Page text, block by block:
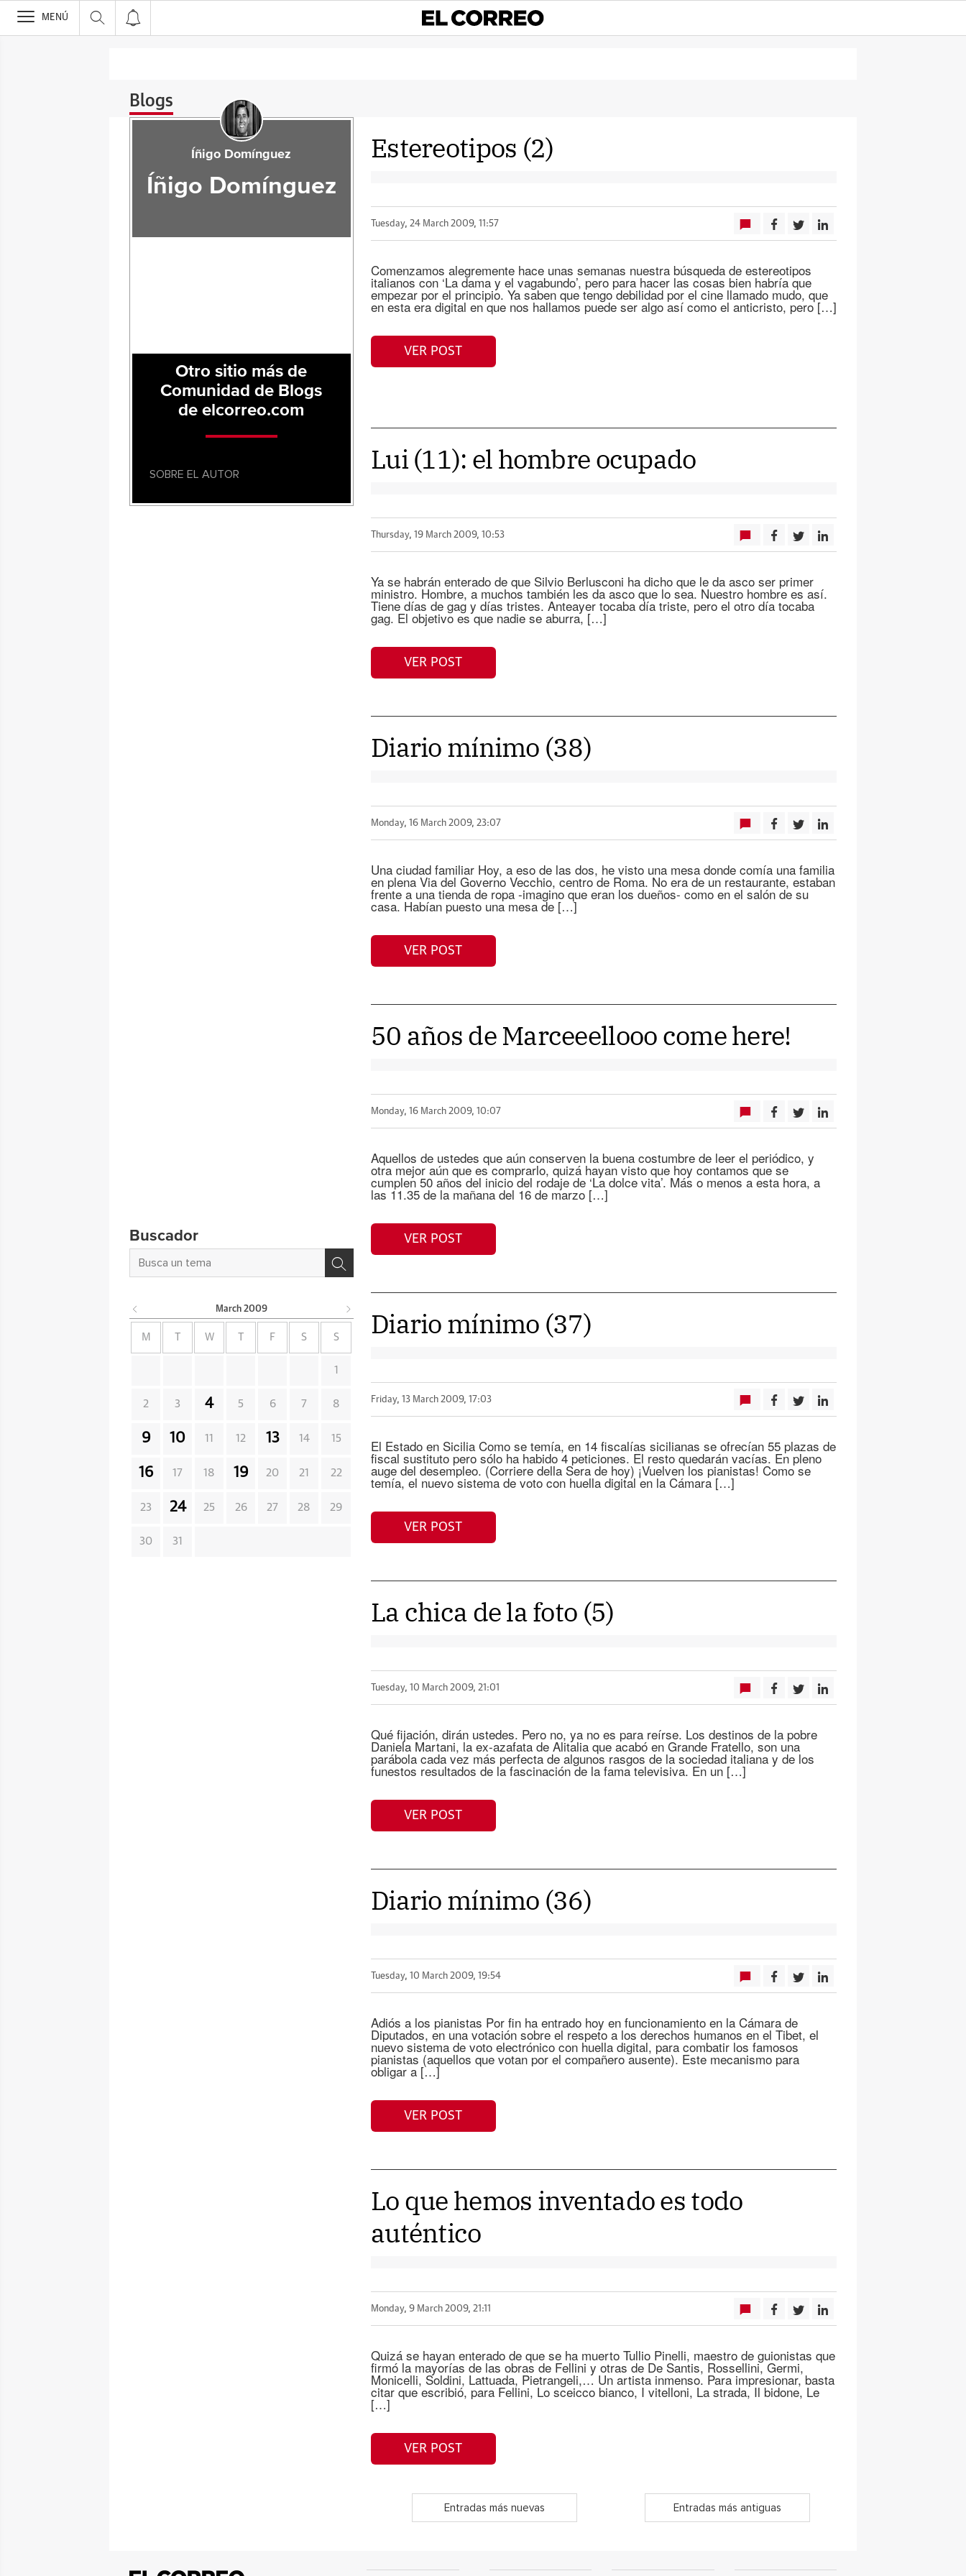
>
MENÚ
Blogs
Estereotipos (2)
Tuesday, 24 March 2009, 11:57
Comenzamos alegremente hace unas semanas nuestra búsqueda de estereotipos
italianos con ‘La dama y el vagabundo’, pero para hacer las cosas bien habría que
empezar por el principio. Ya saben que tengo debilidad por el cine llamado mudo, que
en esta era digital en que nos hallamos puede ser algo así como el anticristo, pero […]
VER POST
Lui (11): el hombre ocupado
Thursday, 19 March 2009, 10:53
Ya se habrán enterado de que Silvio Berlusconi ha dicho que le da asco ser primer
ministro. Hombre, a muchos también les da asco que lo sea. Nuestro hombre es así.
Tiene días de gag y días tristes. Anteayer tocaba día triste, pero el otro día tocaba
gag. El objetivo es que nadie se aburra, […]
VER POST
Diario mínimo (38)
Monday, 16 March 2009, 23:07
Una ciudad familiar Hoy, a eso de las dos, he visto una mesa donde comía una familia
en plena Via del Governo Vecchio, centro de Roma. No era de un restaurante, estaban
frente a una tienda de ropa -imagino que eran los dueños- como en el salón de su
casa. Habían puesto una mesa de […]
VER POST
50 años de Marceeellooo come here!
Monday, 16 March 2009, 10:07
Aquellos de ustedes que aún conserven la buena costumbre de leer el periódico, y
otra mejor aún que es comprarlo, quizá hayan visto que hoy contamos que se
cumplen 50 años del inicio del rodaje de ‘La dolce vita’. Más o menos a esta hora, a
las 11.35 de la mañana del 16 de marzo […]
VER POST
Diario mínimo (37)
Friday, 13 March 2009, 17:03
El Estado en Sicilia Como se temía, en 14 fiscalías sicilianas se ofrecían 55 plazas de
fiscal sustituto pero sólo ha habido 4 peticiones. El resto quedarán vacías. En pleno
auge del desempleo. (Corriere della Sera de hoy) ¡Vuelven los pianistas! Como se
temía, el nuevo sistema de voto con huella digital en la Cámara […]
VER POST
La chica de la foto (5)
Tuesday, 10 March 2009, 21:01
Qué fijación, dirán ustedes. Pero no, ya no es para reírse. Los destinos de la pobre
Daniela Martani, la ex-azafata de Alitalia que acabó en Grande Fratello, son una
parábola cada vez más perfecta de algunos rasgos de la sociedad italiana y de los
funestos resultados de la fascinación de la fama televisiva. En un […]
VER POST
Diario mínimo (36)
Tuesday, 10 March 2009, 19:54
Adiós a los pianistas Por fin ha entrado hoy en funcionamiento en la Cámara de
Diputados, en una votación sobre el respeto a los derechos humanos en el Tibet, el
nuevo sistema de voto electrónico con huella digital, para combatir los famosos
pianistas (aquellos que votan por el compañero ausente). Este mecanismo para
obligar a […]
VER POST
Lo que hemos inventado es todo
auténtico
Monday, 9 March 2009, 21:11
Quizá se hayan enterado de que se ha muerto Tullio Pinelli, maestro de guionistas que
firmó la mayorías de las obras de Fellini y otras de De Santis, Rossellini, Germi,
Monicelli, Soldini, Lattuada, Pietrangeli,… Un artista inmenso. Para impresionar, basta
citar que escribió, para Fellini, Lo sceicco bianco, I vitelloni, La strada, Il bidone, Le
[…]
VER POST
Entradas más nuevas Entradas más antiguas
Íñigo Domínguez
Íñigo Domínguez
Otro sitio más de
Comunidad de Blogs
de elcorreo.com
SOBRE EL AUTOR
Buscador
March 2009
M W F S S
1
2 3 4 5 6 7 8
9 10 11 12 13 14 15
16 17 18 19 20 21 22
23 24 25 26 27 28 29
30 31